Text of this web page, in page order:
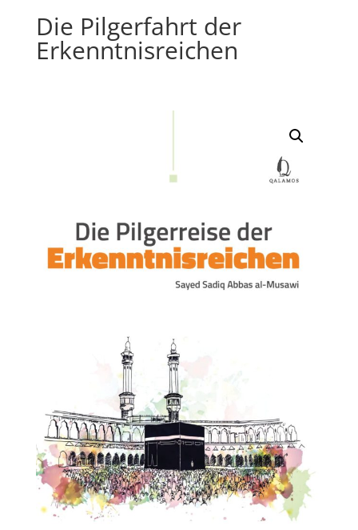
Die Pilgerfahrt der
Erkenntnisreichen